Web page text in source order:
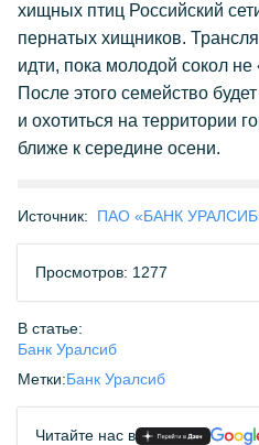
хищных птиц Российский
пернатых хищников.
идти, пока молодой сокол не
После этого семейство
и охотиться на территории
ближе к середине осени.
Источник: ПАО «БАНК
Просмотров: 1277
В статье:
Банк Уралсиб
Метки:Банк Уралсиб
Читайте нас в